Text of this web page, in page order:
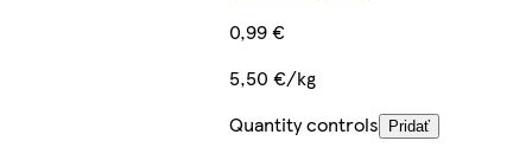
0,99 €
5,50 €/kg
Quantity controls
Pridať